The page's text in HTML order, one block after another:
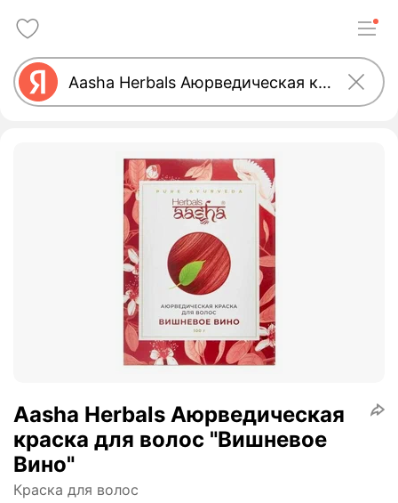
Aasha Herbals Аюрведическая
краска для волос "Вишневое
Вино"
Краска для волос